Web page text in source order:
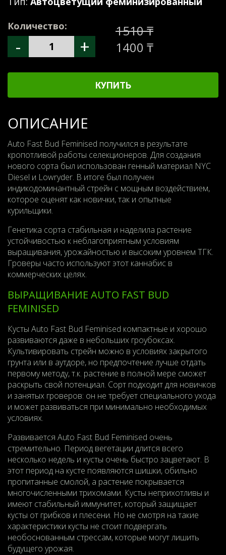
Количество:
- +
1510 ₸
1400 ₸
КУПИТЬ
ОПИСАНИЕ
Auto Fast Bud Feminised получился в результате
кропотливой работы селекционеров. Для создания
нового сорта был использован генный материал NYC
Diesel и Lowryder. В итоге был получен
индикодоминантный стрейн с мощным воздействием,
которое оценят как новички, так и опытные
курильщики.
Генетика сорта стабильная и наделила растение
устойчивостью к неблагоприятным условиям
выращивания, урожайностью и высоким уровнем ТГК.
Гроверы часто используют этот каннабис в
коммерческих целях.
ВЫРАЩИВАНИЕ AUTO FAST BUD
FEMINISED
Кусты Auto Fast Bud Feminised компактные и хорошо
развиваются даже в небольших гроубоксах.
Культивировать стрейн можно в условиях закрытого
грунта или в аутдоре, но предпочтение лучше отдать
первому методу, т.к. растение в полной мере сможет
раскрыть свой потенциал. Сорт подходит для новичков
и занятых гроверов: он не требует специального ухода
и может развиваться при минимально необходимых
условиях.
Развивается Auto Fast Bud Feminised очень
стремительно. Период вегетации длится всего
несколько недель и кусты очень быстро зацветают. В
этот период на кусте появляются шишки, обильно
пропитанные смолой, а растение покрывается
многочисленными трихомами. Кусты неприхотливы и
имеют стабильный иммунитет, который защищает
кусты от грибков и плесени. Но не смотря на такие
характеристики кусты не стоит подвергать
необоснованным стрессам, которые могут лишить
будущего урожая.